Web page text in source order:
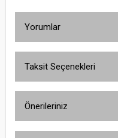
Yorumlar
Taksit Seçenekleri
Önerileriniz